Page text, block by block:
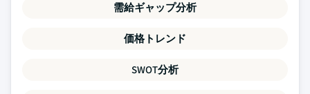
需給ギャップ分析
価格トレンド
SWOT分析